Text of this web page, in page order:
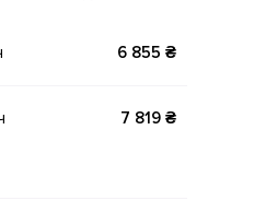
6 855 ₴
7 819 ₴